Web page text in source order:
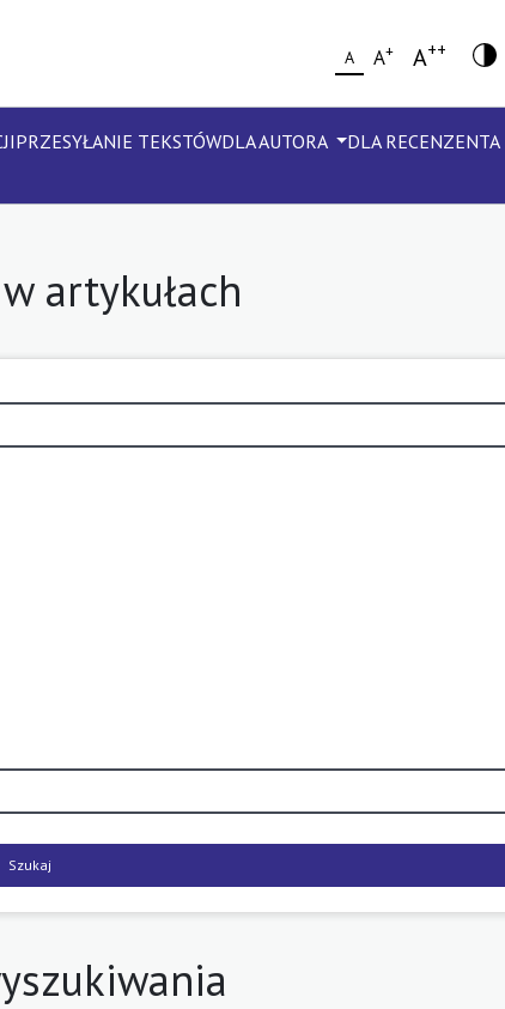
A A+ A++
PRZESYŁANIE TEKSTÓWDLA AUTORA
DLA RECENZENTA
artykułach
Szukaj